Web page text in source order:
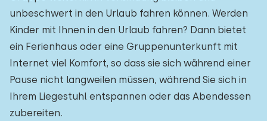
unbeschwert in den Urlaub fahren können. Werden
Kinder mit Ihnen in den Urlaub fahren? Dann bietet
ein Ferienhaus oder eine Gruppenunterkunft mit
Internet viel Komfort, so dass sie sich während einer
Pause nicht langweilen müssen, während Sie sich in
Ihrem Liegestuhl entspannen oder das Abendessen
zubereiten.